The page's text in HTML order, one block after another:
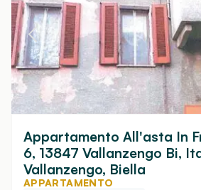
Appartamento All'asta In
6, 13847 Vallanzengo Bi,
Vallanzengo, Biella
APPARTAMENTO